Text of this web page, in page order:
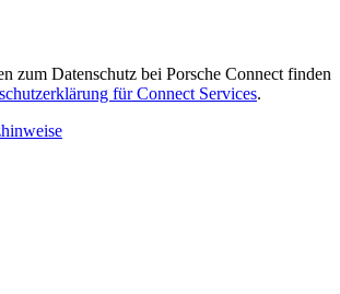
zum Datenschutz bei Porsche Connect finden
für Connect Services.